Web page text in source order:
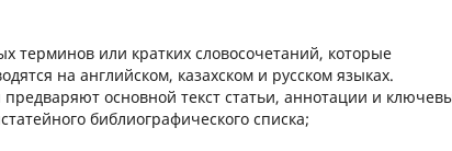
терминов или кратких словосочетаний, которые
на английском, казахском и русском языках.
основной текст статьи, аннотации и
библиографического списка;